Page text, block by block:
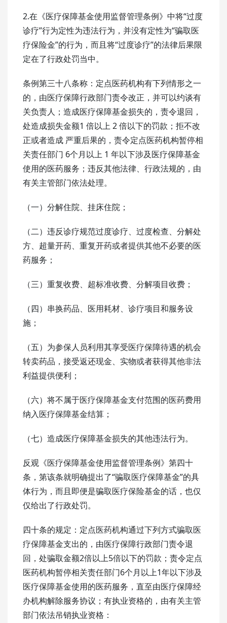
2.在《医疗保障基金使用监督管理条例》中将“过度
诊疗”行为定性为违法行为，并没有定性为“骗取医
疗保险金”的行为，而且将“过度诊疗”的法律后果限
定在了行政处罚当中。
条例第三十八条称：定点医药机构有下列情形之一
的，由医疗保障行政部门责令改正，并可以约谈有
关负责人；造成医疗保障基金损失的，责令退回，
处造成损失金额1 倍以上 2 倍以下的罚款；拒不改
正或者造成 严重后果的，责令定点医药机构暂停相
关责任部门 6个月以上 1 年以下涉及医疗保障基金
使用的医药服务；违反其他法律、行政法规的，由
有关主管部门依法处理。
（一）分解住院、挂床住院；
（二）违反诊疗规范过度诊疗、过度检查、分解处
方、超量开药、重复开药或者提供其他不必要的医
药服务；
（三）重复收费、超标准收费、分解项目收费；
（四）串换药品、医用耗材、诊疗项目和服务设
施；
（五）为参保人员利用其享受医疗保障待遇的机会
转卖药品，接受返还现金、实物或者获得其他非法
利益提供便利；
（六）将不属于医疗保障基金支付范围的医药费用
纳入医疗保障基金结算；
（七）造成医疗保障基金损失的其他违法行为。
反观《医疗保障基金使用监督管理条例》第四十
条，第该条就明确提出了“骗取医疗保障基金”的具
体行为，而且即便是骗取医疗保险基金的话，也仅
仅给出了行政处罚。
四十条的规定：定点医药机构通过下列方式骗取医
疗保障基金支出的，由医疗保障行政部门责令退
回，处骗取金额2倍以上5倍以下的罚款；责令定点
医药机构暂停相关责任部门6个月以上1年以下涉及
医疗保障基金使用的医药服务，直至由医疗保障经
办机构解除服务协议；有执业资格的，由有关主管
部门依法吊销执业资格：